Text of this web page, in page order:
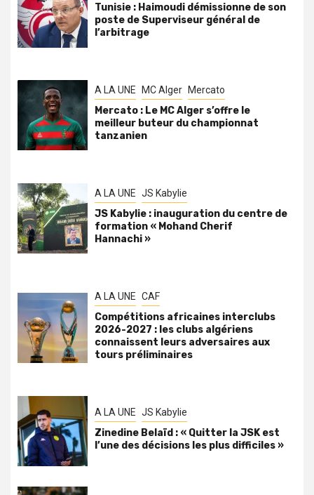
Tunisie : Haimoudi démissionne de son
poste de Superviseur général de
l’arbitrage
A LA UNE MC Alger Mercato
Mercato : Le MC Alger s’offre le
meilleur buteur du championnat
tanzanien
A LA UNE JS Kabylie
JS Kabylie : inauguration du centre de
formation « Mohand Cherif
Hannachi »
A LA UNE CAF
Compétitions africaines interclubs
2026-2027 : les clubs algériens
connaissent leurs adversaires aux
tours préliminaires
A LA UNE JS Kabylie
Zinedine Belaïd : « Quitter la JSK est
l’une des décisions les plus difficiles »